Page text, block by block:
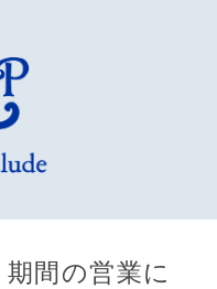
間の営業に